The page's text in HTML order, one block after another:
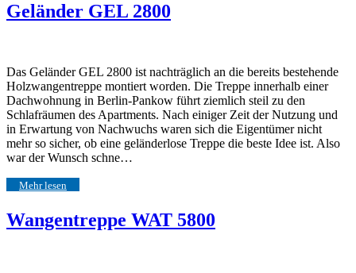
Geländer GEL 2800
Das Geländer GEL 2800 ist nachträglich an die bereits bestehende
Holzwangentreppe montiert worden. Die Treppe innerhalb einer
Dachwohnung in Berlin-Pankow führt ziemlich steil zu den
Schlafräumen des Apartments. Nach einiger Zeit der Nutzung und
in Erwartung von Nachwuchs waren sich die Eigentümer nicht
mehr so sicher, ob eine geländerlose Treppe die beste Idee ist. Also
war der Wunsch schne…
Mehr lesen
Wangentreppe WAT 5800